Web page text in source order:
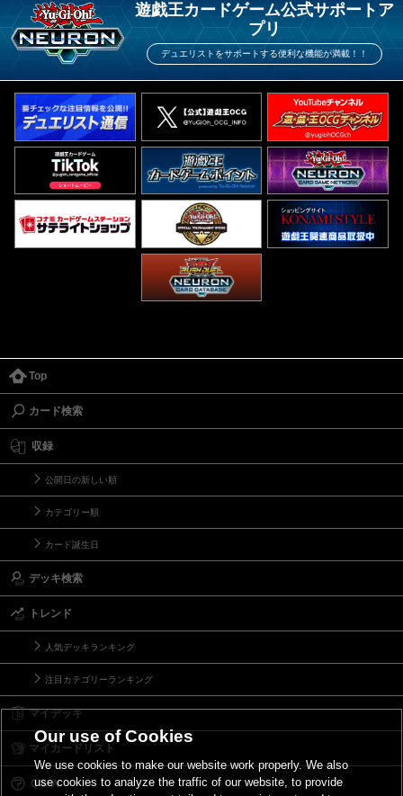
遊戯王カードゲーム公式サポートア
プリ
デュエリストをサポートする便利な機能が満載！！
Top
カード検索
収録
公開日の新しい順
カテゴリー順
カード誕生日
デッキ検索
トレンド
人気デッキランキング
注目カテゴリーランキング
マイデッキ
マイカードリスト
Ｑ＆Ａ
Our use of Cookies
We use cookies to make our website work properly. We also
use cookies to analyze the traffic of our website, to provide